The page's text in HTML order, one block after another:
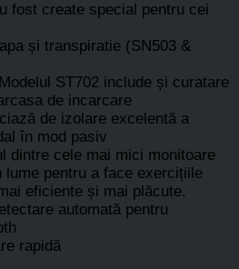
fost create special pentru cei
și transpiratie (SN503 &
ST702 include și curatare
de incarcare
de izolare excelentă a
în mod pasiv
dintre cele mai mici monitoare
lume pentru a face exercițiile
eficiente și mai plăcute.
automată pentru
rapidă